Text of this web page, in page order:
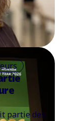
partie des